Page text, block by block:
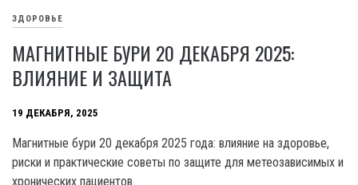
ЗДОРОВЬЕ
МАГНИТНЫЕ БУРИ 20 ДЕКАБРЯ 2025:
ВЛИЯНИЕ И ЗАЩИТА
19 ДЕКАБРЯ, 2025
Магнитные бури 20 декабря 2025 года: влияние на здоровье,
риски и практические советы по защите для метеозависимых и
хронических пациентов.